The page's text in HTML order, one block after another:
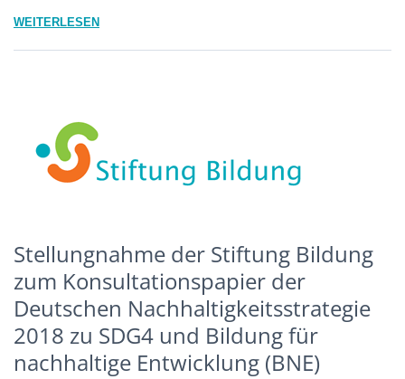
WEITERLESEN
Stellungnahme der Stiftung Bildung
zum Konsultationspapier der
Deutschen Nachhaltigkeitsstrategie
2018 zu SDG4 und Bildung für
nachhaltige Entwicklung (BNE)